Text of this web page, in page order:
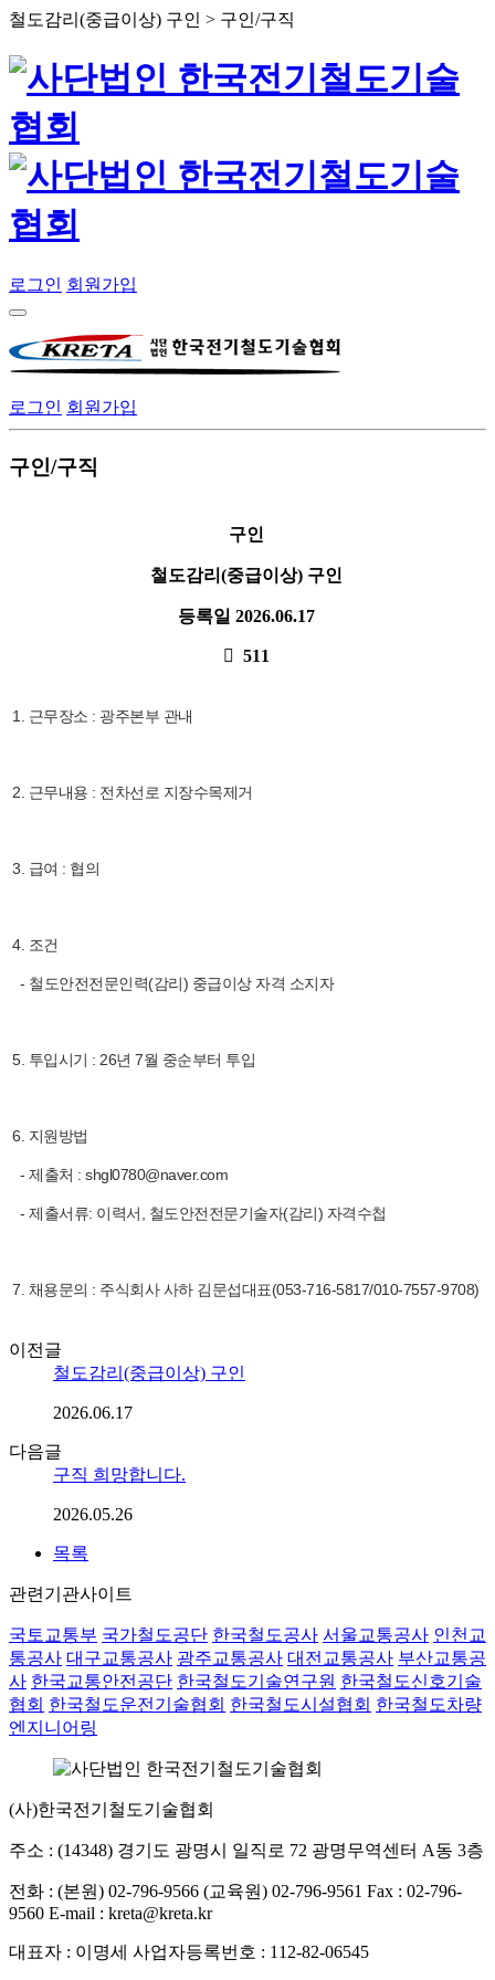
철도감리(중급이상) 구인 > 구인/구직
로그인 회원가입
로그인 회원가입
구인/구직
구인
철도감리(중급이상) 구인
등록일 2026.06.17
511
1. 근무장소 : 광주본부 관내
2. 근무내용 : 전차선로 지장수목제거
3. 급여 : 협의
4. 조건
- 철도안전전문인력(감리) 중급이상 자격 소지자
5. 투입시기 : 26년 7월 중순부터 투입
6. 지원방법
- 제출처 : shgl0780@naver.com
- 제출서류: 이력서, 철도안전전문기술자(감리) 자격수첩
7. 채용문의 : 주식회사 사하 김문섭대표(053-716-5817/010-7557-9708)
이전글
철도감리(중급이상) 구인
2026.06.17
다음글
구직 희망합니다.
2026.05.26
목록
관련기관사이트
국토교통부 국가철도공단 한국철도공사 서울교통공사 인천교
통공사 대구교통공사 광주교통공사 대전교통공사 부산교통공
사 한국교통안전공단 한국철도기술연구원 한국철도신호기술
협회 한국철도운전기술협회 한국철도시설협회 한국철도차량
엔지니어링
(사)한국전기철도기술협회
주소 : (14348) 경기도 광명시 일직로 72 광명무역센터 A동 3층
전화 : (본원) 02-796-9566 (교육원) 02-796-9561 Fax : 02-796-
9560 E-mail : kreta@kreta.kr
대표자 : 이명세 사업자등록번호 : 112-82-06545